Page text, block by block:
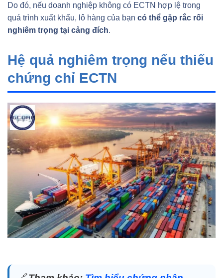
Do đó, nếu doanh nghiệp không có ECTN hợp lệ trong
quá trình xuất khẩu, lô hàng của bạn có thể gặp rắc rối
nghiêm trọng tại cảng đích.
Hệ quả nghiêm trọng nếu thiếu
chứng chỉ ECTN